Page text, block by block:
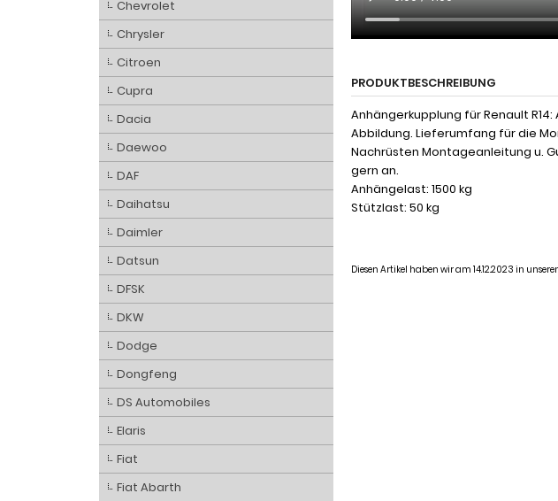
PRODUKTBESCHREIBUNG
Anhängerkupplung für Renault
Abbildung. Lieferumfang für die
Nachrüsten Montageanleitung u.
gern an.
Anhängelast: 1500 kg
Stützlast: 50 kg
Diesen Artikel haben wir am 14.12.2023 in
Chevrolet
Chrysler
Citroen
Cupra
Dacia
Daewoo
DAF
Daihatsu
Daimler
Datsun
DFSK
DKW
Dodge
Dongfeng
DS Automobiles
Elaris
Fiat
Fiat Abarth